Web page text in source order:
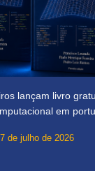
lançam livro
em
de julho de 2026